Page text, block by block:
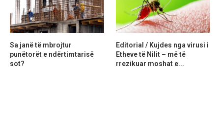
Sa janë të mbrojtur
punëtorët e ndërtimtarisë
sot?
Editorial / Kujdes nga virusi i
Etheve të Nilit – më të
rrezikuar moshat e...